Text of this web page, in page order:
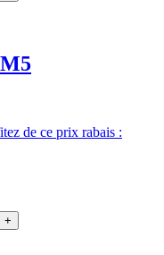
de ce prix rabais :
+